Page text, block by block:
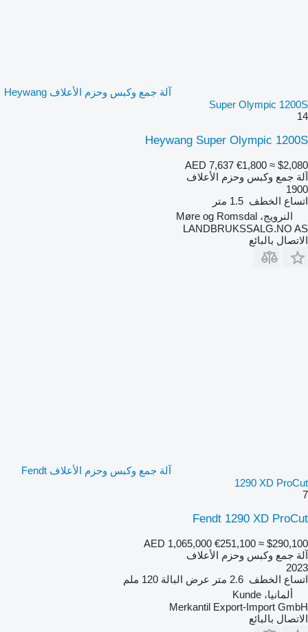
آلة جمع وكبس وحزم الأعلاف Heywang
Super Olympic 1200S
14
Heywang Super Olympic 1200S
AED 7,637 €1,800 ≈ $2,080
آلة جمع وكبس وحزم الأعلاف
1900
اتساع الخطف 1.5 متر
النرويج، Møre og Romsdal
LANDBRUKSSALG.NO AS
الاتصال بالبائع
آلة جمع وكبس وحزم الأعلاف Fendt
1290 XD ProCut
7
Fendt 1290 XD ProCut
AED 1,065,000 €251,100 ≈ $290,100
آلة جمع وكبس وحزم الأعلاف
2023
اتساع الخطف 2.6 متر عرض البالة 120 ملم
ألمانيا، Kunde
Merkantil Export-Import GmbH
الاتصال بالبائع